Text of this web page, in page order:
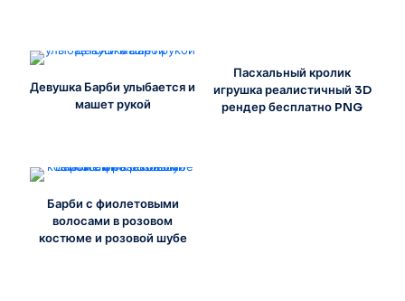
Девушка Барби улыбается и
машет рукой
Пасхальный кролик
игрушка реалистичный 3D
рендер бесплатно PNG
Барби с фиолетовыми
волосами в розовом
костюме и розовой шубе